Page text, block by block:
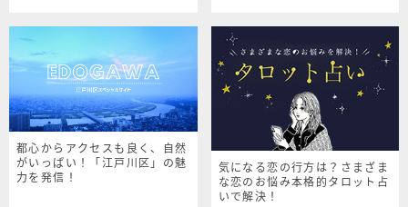
都心からアクセスも良く、自然
がいっぱい！「江戸川区」の魅
力を発信！
気になる恋の行方は？さまざま
な恋のお悩み本格的タロット占
いで解決！